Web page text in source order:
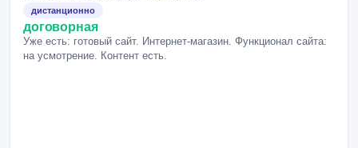
дистанционно
договорная
Уже есть: готовый сайт. Интернет-магазин. Функционал сайта:
на усмотрение. Контент есть.